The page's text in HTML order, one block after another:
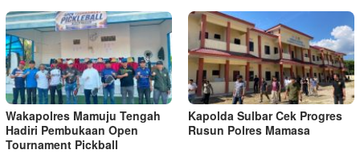
Wakapolres Mamuju Tengah
Hadiri Pembukaan Open
Tournament Pickball
Kapolda Sulbar Cek Progres
Rusun Polres Mamasa